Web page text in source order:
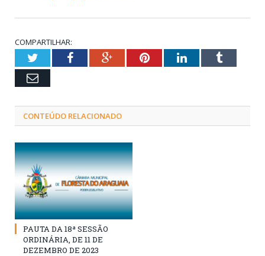
COMPARTILHAR:
TwitterFacebookGoogle+PinterestLinkedInTumblr
Email
CONTEÚDO RELACIONADO
PAUTA DA 18ª SESSÃO
ORDINÁRIA, DE 11 DE
DEZEMBRO DE 2023